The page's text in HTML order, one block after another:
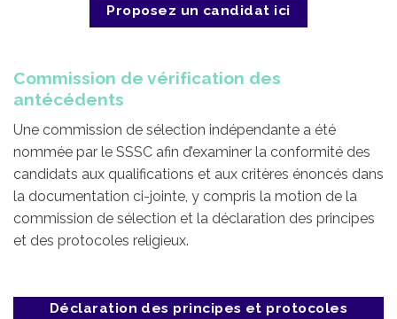
Proposez un candidat ici
Commission de vérification des
antécédents
Une commission de sélection indépendante a été
nommée par le SSSC afin d’examiner la conformité des
candidats aux qualifications et aux critères énoncés dans
la documentation ci-jointe, y compris la motion de la
commission de sélection et la déclaration des principes
et des protocoles religieux.
Déclaration des principes et protocoles